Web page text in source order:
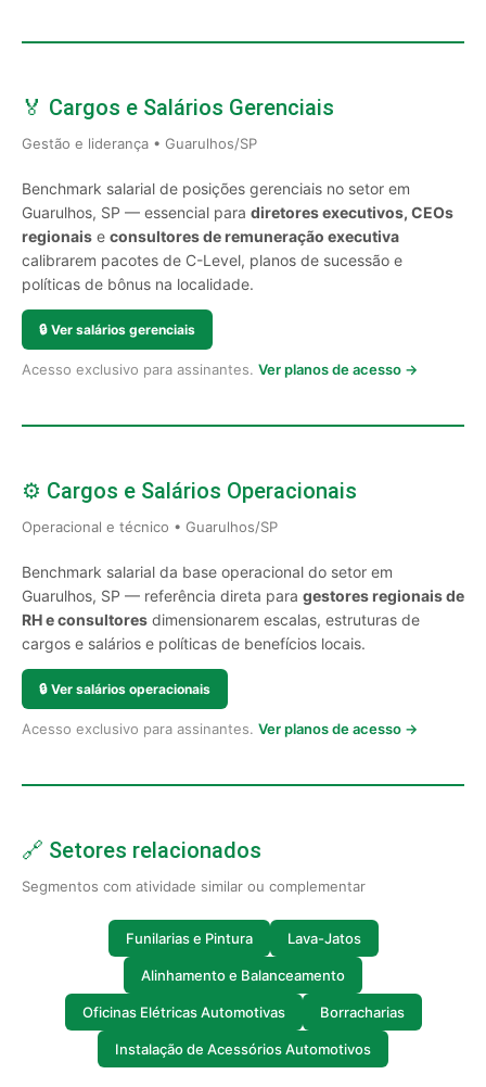
🏅 Cargos e Salários Gerenciais
Gestão e liderança • Guarulhos/SP
Benchmark salarial de posições gerenciais no setor em
Guarulhos, SP — essencial para diretores executivos, CEOs
regionais e consultores de remuneração executiva
calibrarem pacotes de C-Level, planos de sucessão e
políticas de bônus na localidade.
🔒 Ver salários gerenciais
Acesso exclusivo para assinantes. Ver planos de acesso →
⚙️ Cargos e Salários Operacionais
Operacional e técnico • Guarulhos/SP
Benchmark salarial da base operacional do setor em
Guarulhos, SP — referência direta para gestores regionais de
RH e consultores dimensionarem escalas, estruturas de
cargos e salários e políticas de benefícios locais.
🔒 Ver salários operacionais
Acesso exclusivo para assinantes. Ver planos de acesso →
🔗 Setores relacionados
Segmentos com atividade similar ou complementar
Funilarias e Pintura Lava-Jatos
Alinhamento e Balanceamento
Oficinas Elétricas Automotivas Borracharias
Instalação de Acessórios Automotivos